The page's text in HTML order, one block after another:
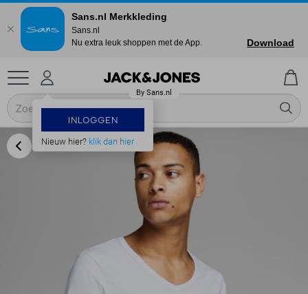
INLOGGEN
Nieuw hier? klik dan hier
Sans.nl Merkkleding
Sans.nl
Nu extra leuk shoppen met de App.
Download